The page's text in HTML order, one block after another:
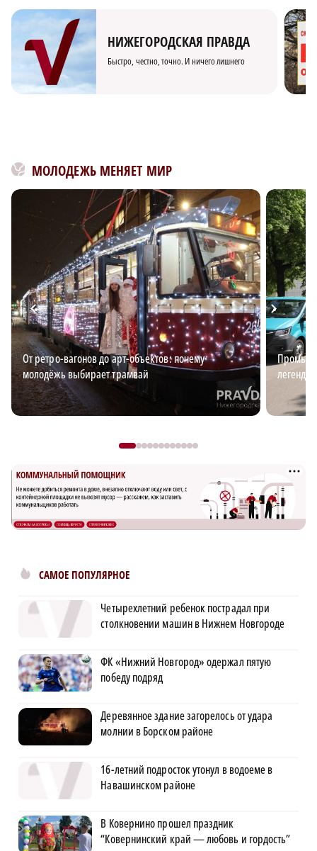
НИЖЕГОРОДСКАЯ ПРАВДА
Быстро, честно, точно. И ничего лишнего
МОЛОДЕЖЬ МЕНЯЕТ МИР
От ретро-вагонов до арт-объектов: почему
молодёжь выбирает трамвай
САМОЕ ПОПУЛЯРНОЕ
Четырехлетний ребенок пострадал при
столкновении машин в Нижнем Новгороде
ФК «Нижний Новгород» одержал пятую
победу подряд
Деревянное здание загорелось от удара
молнии в Борском районе
16-летний подросток утонул в водоеме в
Навашинском районе
В Ковернино прошел праздник
“Ковернинский край — любовь и гордость”